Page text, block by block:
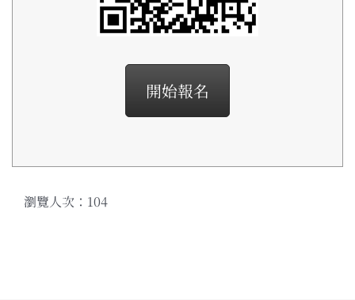
開始報名
瀏覽人次：104